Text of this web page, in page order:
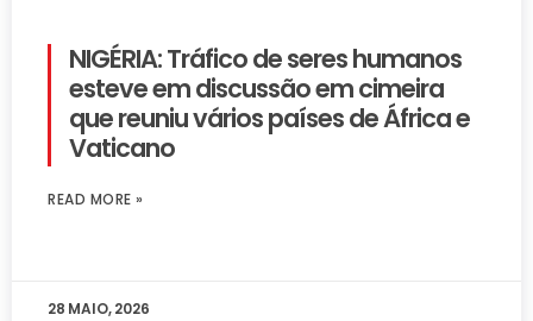
NIGÉRIA: Tráfico de seres humanos
esteve em discussão em cimeira
que reuniu vários países de África e
Vaticano
READ MORE »
28 MAIO, 2026